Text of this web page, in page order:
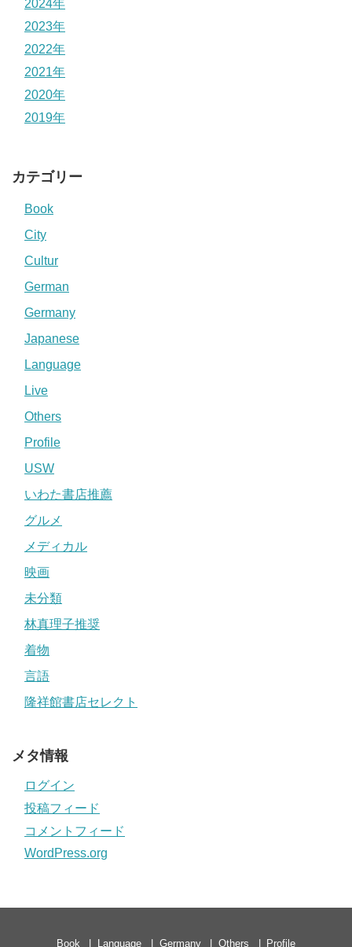
2024年
2023年
2022年
2021年
2020年
2019年
カテゴリー
Book
City
Cultur
German
Germany
Japanese
Language
Live
Others
Profile
USW
いわた書店推薦
グルメ
メディカル
映画
未分類
林真理子推奨
着物
言語
隆祥館書店セレクト
メタ情報
ログイン
投稿フィード
コメントフィード
WordPress.org
Book Language Germany Others Profile